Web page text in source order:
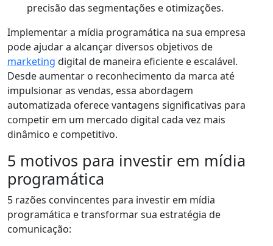
precisão das segmentações e otimizações.
Implementar a mídia programática na sua empresa
pode ajudar a alcançar diversos objetivos de
marketing digital de maneira eficiente e escalável.
Desde aumentar o reconhecimento da marca até
impulsionar as vendas, essa abordagem
automatizada oferece vantagens significativas para
competir em um mercado digital cada vez mais
dinâmico e competitivo.
5 motivos para investir em mídia
programática
5 razões convincentes para investir em mídia
programática e transformar sua estratégia de
comunicação: